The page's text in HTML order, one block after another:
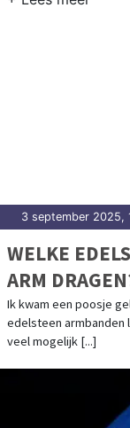
3 september 2025,
WELKE
ARM
Ik kwam een poosje
edelsteen armbanden
veel mogelijk [...]